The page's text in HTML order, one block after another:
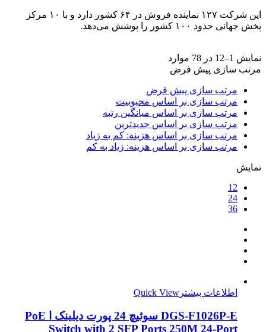
این شرکت ۱۲۷ نماینده فروش در ۶۴ کشور دارد و با ۱۰ مرکز
پخش جهانی حدود ۱۰۰ کشور را پوشش می‌دهد.
نمایش 1–12 در 78 موارد
مرتب سازی پیش فرض
مرتب سازی پیش فرض
مرتب سازی بر اساس محبوبیت
مرتب سازی بر اساس میانگین رتبه
مرتب سازی بر اساس جدیدترین
مرتب سازی بر اساس هزینه: کم به زیاد
مرتب سازی بر اساس هزینه: زیاد به کم
نمایش
12
24
36
اطلاعات بیشتر Quick View
DGS-F1026P-E سوئیچ 24 پورت دیلینک ا PoE
Switch with 2 SFP Ports 250M 24-Port